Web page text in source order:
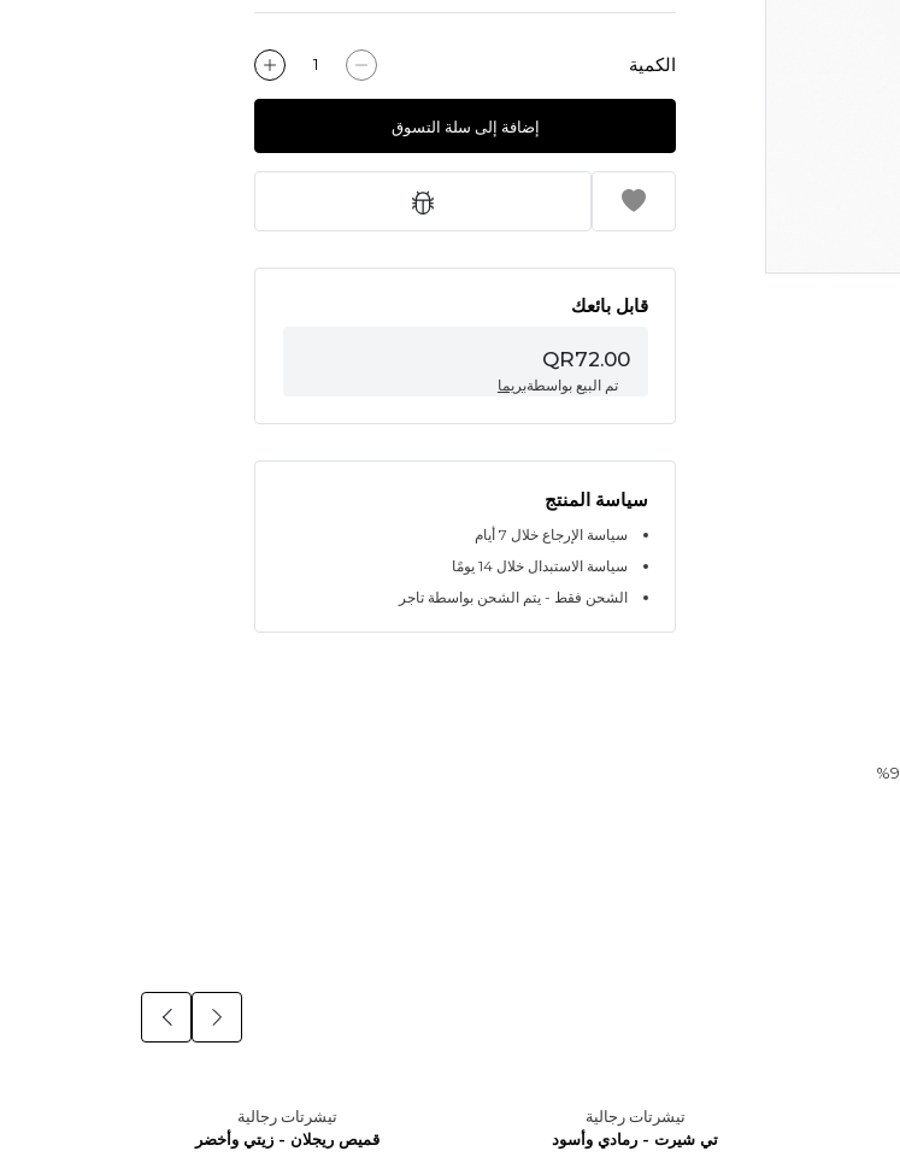
الكمية
إضافة إلى سلة التسوق
قابل بائعك
QR72.00
تم البيع بواسطةبريما
سياسة المنتج
سياسة الإرجاع خلال 7 أيام
سياسة الاستبدال خلال 14 يومًا
الشحن فقط - يتم الشحن بواسطة تاجر
تيشرتات رجالية
تي شيرت - رمادي وأسود
تيشرتات رجالية
قميص ريجلان - زيتي وأخضر